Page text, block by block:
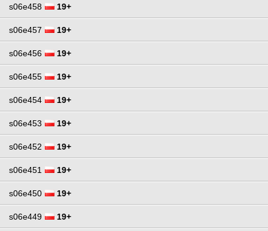
s06e458 19+
s06e457 19+
s06e456 19+
s06e455 19+
s06e454 19+
s06e453 19+
s06e452 19+
s06e451 19+
s06e450 19+
s06e449 19+